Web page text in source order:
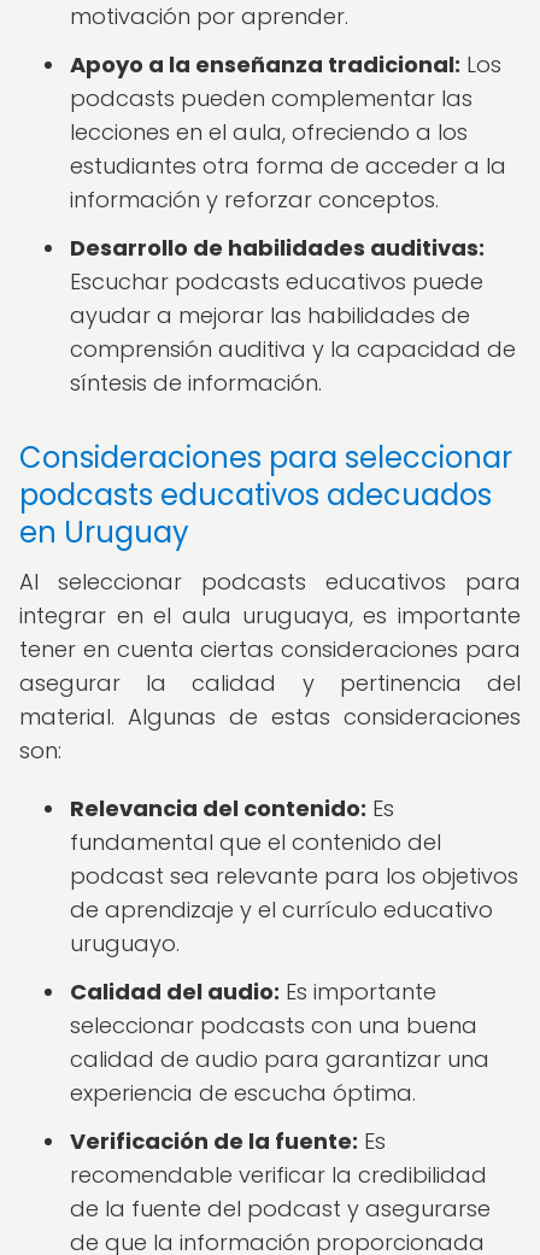
motivación por aprender.
Apoyo a la enseñanza tradicional: Los
podcasts pueden complementar las
lecciones en el aula, ofreciendo a los
estudiantes otra forma de acceder a la
información y reforzar conceptos.
Desarrollo de habilidades auditivas:
Escuchar podcasts educativos puede
ayudar a mejorar las habilidades de
comprensión auditiva y la capacidad de
síntesis de información.
Consideraciones para seleccionar
podcasts educativos adecuados
en Uruguay
Al seleccionar podcasts educativos para
integrar en el aula uruguaya, es importante
tener en cuenta ciertas consideraciones para
asegurar la calidad y pertinencia del
material. Algunas de estas consideraciones
son:
Relevancia del contenido: Es
fundamental que el contenido del
podcast sea relevante para los objetivos
de aprendizaje y el currículo educativo
uruguayo.
Calidad del audio: Es importante
seleccionar podcasts con una buena
calidad de audio para garantizar una
experiencia de escucha óptima.
Verificación de la fuente: Es
recomendable verificar la credibilidad
de la fuente del podcast y asegurarse
de que la información proporcionada